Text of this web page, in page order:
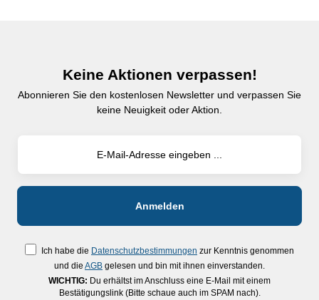
Keine Aktionen verpassen!
Abonnieren Sie den kostenlosen Newsletter und verpassen Sie
keine Neuigkeit oder Aktion.
Ich habe die Datenschutzbestimmungen zur Kenntnis genommen
und die AGB gelesen und bin mit ihnen einverstanden.
WICHTIG: Du erhältst im Anschluss eine E-Mail mit einem
Bestätigungslink (Bitte schaue auch im SPAM nach).